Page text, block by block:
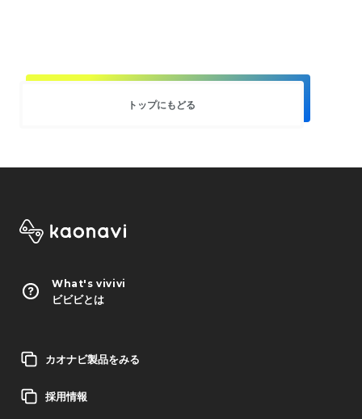
トップにもどる
What's vivivi
ビビビとは
カオナビ製品をみる
採用情報